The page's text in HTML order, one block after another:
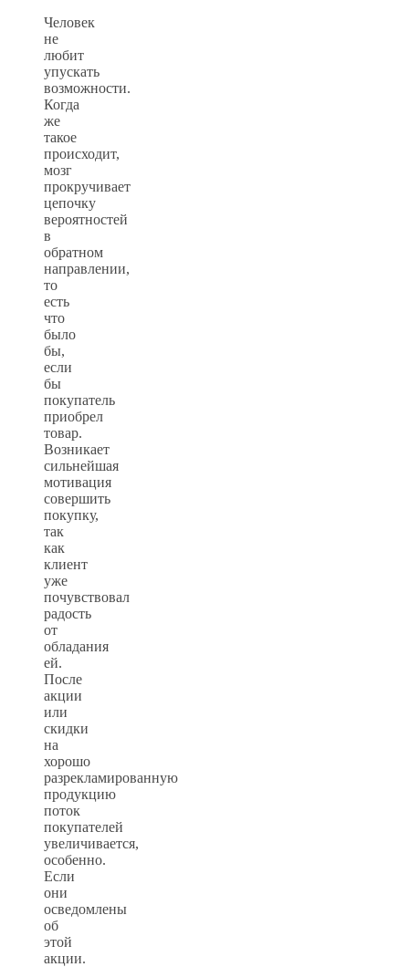
Человек
не
любит
упускать
возможности.
Когда
же
такое
происходит,
мозг
прокручивает
цепочку
вероятностей
в
обратном
направлении,
то
есть
что
было
бы,
если
бы
покупатель
приобрел
товар.
Возникает
сильнейшая
мотивация
совершить
покупку,
так
как
клиент
уже
почувствовал
радость
от
обладания
ей.
После
акции
или
скидки
на
хорошо
разрекламированную
продукцию
поток
покупателей
увеличивается,
особенно.
Если
они
осведомлены
об
этой
акции.